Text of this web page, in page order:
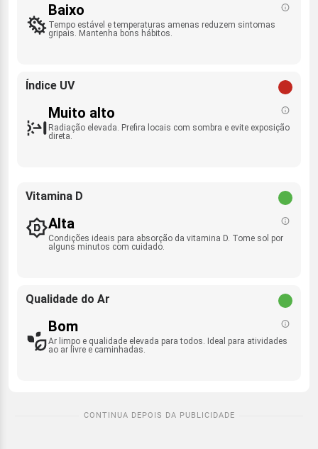
Baixo
Tempo estável e temperaturas amenas reduzem sintomas
gripais. Mantenha bons hábitos.
Índice UV
Muito alto
Radiação elevada. Prefira locais com sombra e evite exposição
direta.
Vitamina D
Alta
Condições ideais para absorção da vitamina D. Tome sol por
alguns minutos com cuidado.
Qualidade do Ar
Bom
Ar limpo e qualidade elevada para todos. Ideal para atividades
ao ar livre e caminhadas.